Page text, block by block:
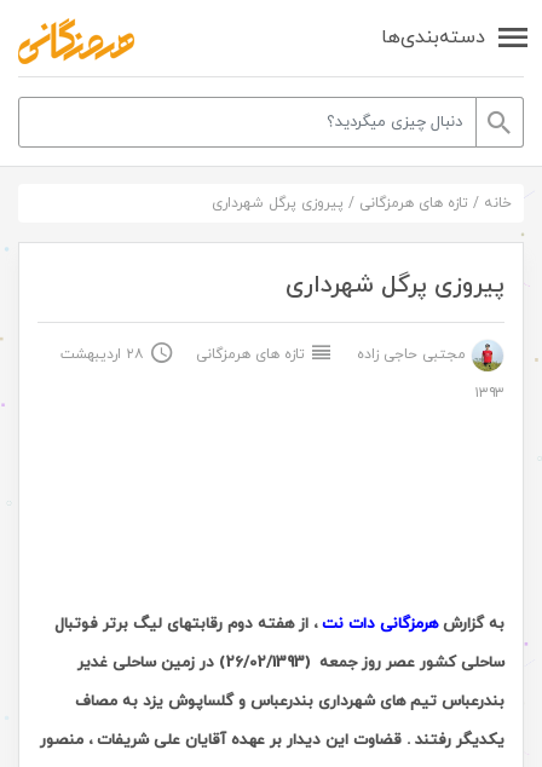
دسته‌بندی‌ها
خانه / تازه های هرمزگانی / پیروزی پرگل شهرداری
پیروزی پرگل شهرداری
مجتبی حاجی زاده تازه های هرمزگانی
۲۸ اردیبهشت
۱۳۹۳
به گزارشهرمزگانی دات نت، از هفته دوم رقابتهای لیگ برتر فوتبال
ساحلی کشور عصر روز جمعه (26/02/1393) در زمین ساحلی غدیر
بندرعباس تیم های شهرداری بندرعباس و گلساپوش یزد به مصاف
یکدیگر رفتند . قضاوت این دیدار بر عهده آقایان علی شریفات ، منصور